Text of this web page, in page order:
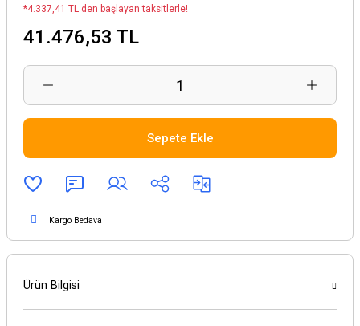
*4.337,41 TL den başlayan taksitlerle!
41.476,53 TL
Sepete Ekle
Kargo Bedava
Ürün Bilgisi